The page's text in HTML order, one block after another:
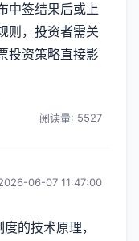
中签结果后或上
则，投资者需关
投资策略直接影
阅读量: 5527
06-07 11:47:00
的技术原理，